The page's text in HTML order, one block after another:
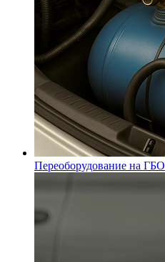
Переоборудование на ГБО